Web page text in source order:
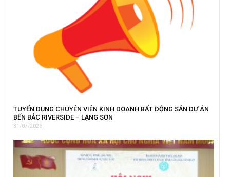
TUYỂN DỤNG CHUYÊN VIÊN KINH DOANH BẤT ĐỘNG SẢN DỰ ÁN
BẾN BẮC RIVERSIDE – LẠNG SƠN
31/07/2026